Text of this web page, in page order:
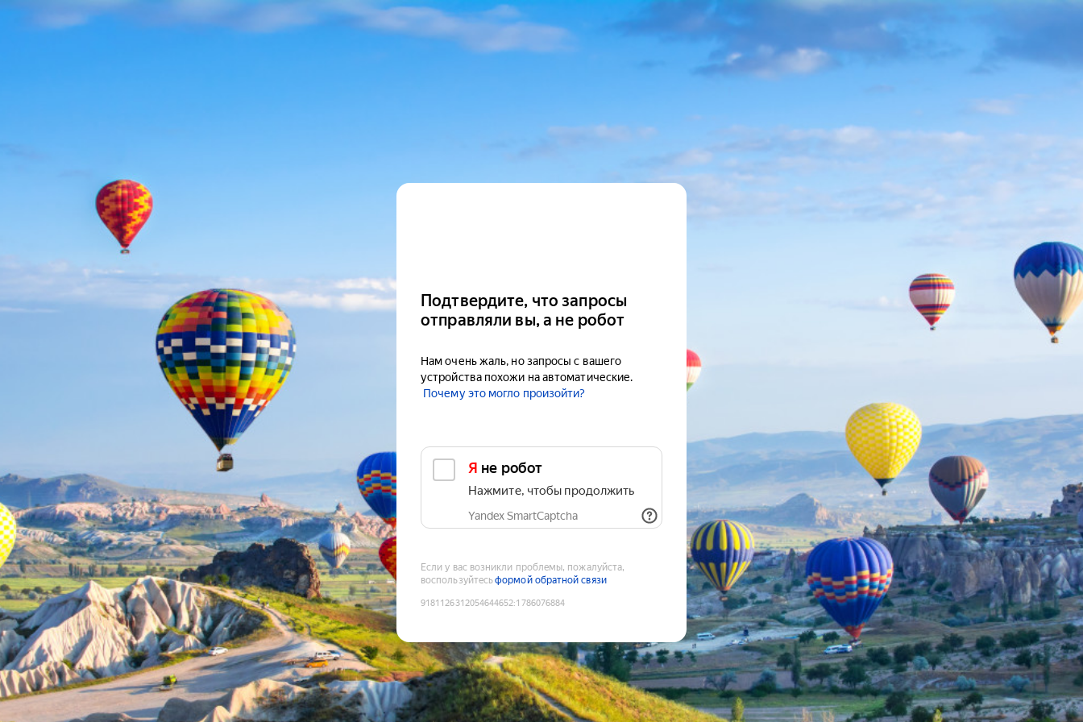
Подтвердите, что запросы
отправляли вы, а не робот
Нам очень жаль, но запросы с вашего
устройства похожи на автоматические.
Почему это могло произойти?
Я не робот
Нажмите, чтобы продолжить
Yandex SmartCaptcha
Если у вас возникли проблемы, пожалуйста,
воспользуйтесьформой обратной связи
9181126312054644652:1786076884